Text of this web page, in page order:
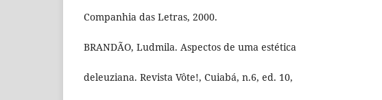
Companhia das Letras, 2000.
BRANDÃO, Ludmila. Aspectos de uma estética
deleuziana. Revista Vôte!, Cuiabá, n.6, ed. 10,